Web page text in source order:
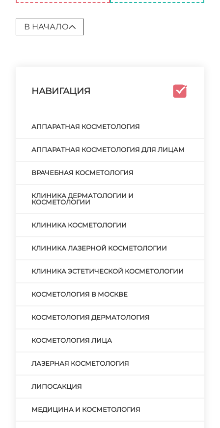
В НАЧАЛО
НАВИГАЦИЯ
АППАРАТНАЯ КОСМЕТОЛОГИЯ
АППАРАТНАЯ КОСМЕТОЛОГИЯ ДЛЯ ЛИЦАМ
ВРАЧЕБНАЯ КОСМЕТОЛОГИЯ
КЛИНИКА ДЕРМАТОЛОГИИ И
КОСМЕТОЛОГИИ
КЛИНИКА КОСМЕТОЛОГИИ
КЛИНИКА ЛАЗЕРНОЙ КОСМЕТОЛОГИИ
КЛИНИКА ЭСТЕТИЧЕСКОЙ КОСМЕТОЛОГИИ
КОСМЕТОЛОГИЯ В МОСКВЕ
КОСМЕТОЛОГИЯ ДЕРМАТОЛОГИЯ
КОСМЕТОЛОГИЯ ЛИЦА
ЛАЗЕРНАЯ КОСМЕТОЛОГИЯ
ЛИПОСАКЦИЯ
МЕДИЦИНА И КОСМЕТОЛОГИЯ